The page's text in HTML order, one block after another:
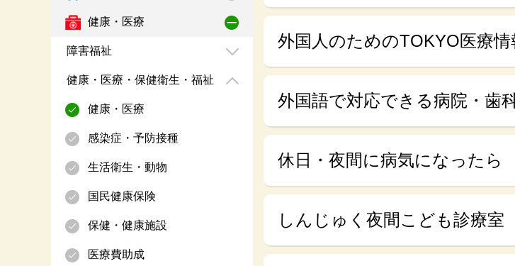
健康・医療
障害福祉
健康・医療・保健衛生・福祉
健康・医療
感染症・予防接種
生活衛生・動物
国民健康保険
保健・健康施設
医療費助成
外国人のためのTOKYO医療情
外国語で対応できる病院・歯
休日・夜間に病気になったら
しんじゅく夜間こども診療室